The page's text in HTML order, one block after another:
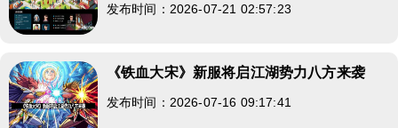
发布时间：2026-07-21 02:57:23
《铁血大宋》新服将启江湖势力八方来袭
发布时间：2026-07-16 09:17:41